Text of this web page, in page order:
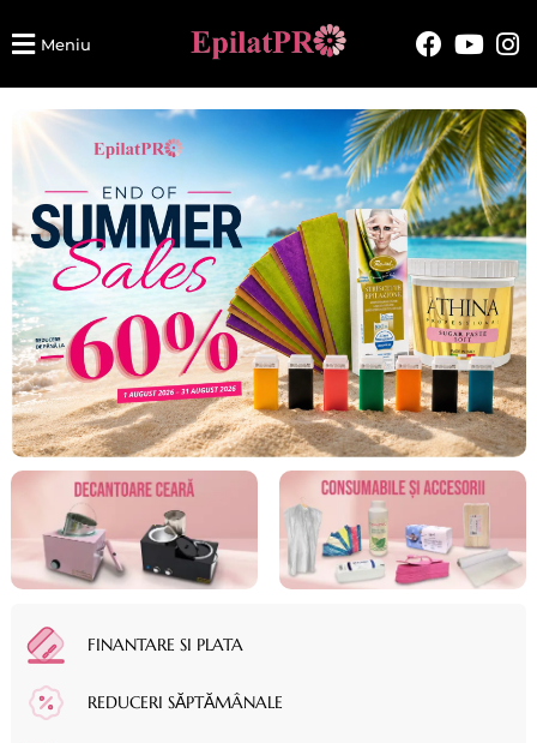
Meniu
FINANTARE SI PLATA
REDUCERI SĂPTĂMÂNALE